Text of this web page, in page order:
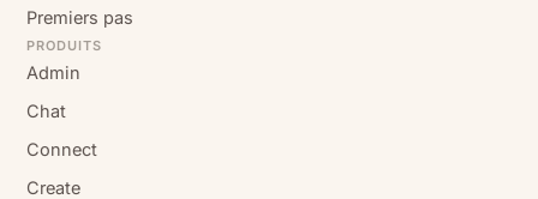
Premiers pas
PRODUITS
Admin
Chat
Connect
Create